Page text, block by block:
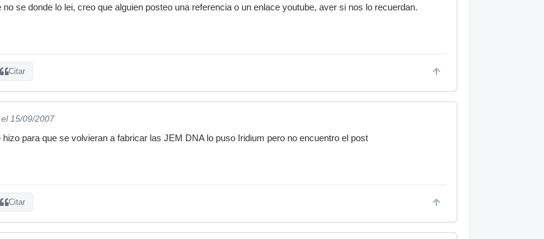
se donde lo lei, creo que alguien posteo una referencia o un enlace youtube, aver si nos lo recuerdan.
Citar
el 15/09/2007
para que se volvieran a fabricar las JEM DNA lo puso Iridium pero no encuentro el post
Citar